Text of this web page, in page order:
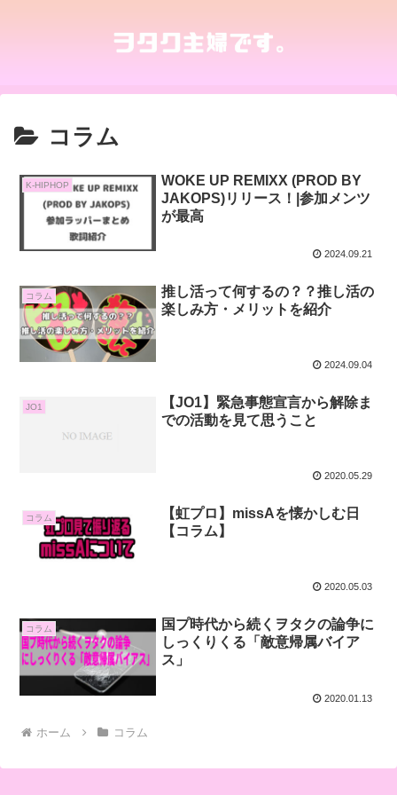
コラム
K-HIPHOP
WOKE UP REMIXX (PROD BY
JAKOPS)リリース！|参加メンツ
が最高
2024.09.21
コラム
推し活って何するの？？推し活の
楽しみ方・メリットを紹介
2024.09.04
JO1
【JO1】緊急事態宣言から解除ま
での活動を見て思うこと
2020.05.29
コラム
【虹プロ】missAを懐かしむ日
【コラム】
2020.05.03
コラム
国プ時代から続くヲタクの論争に
しっくりくる「敵意帰属バイア
ス」
2020.01.13
ホーム コラム